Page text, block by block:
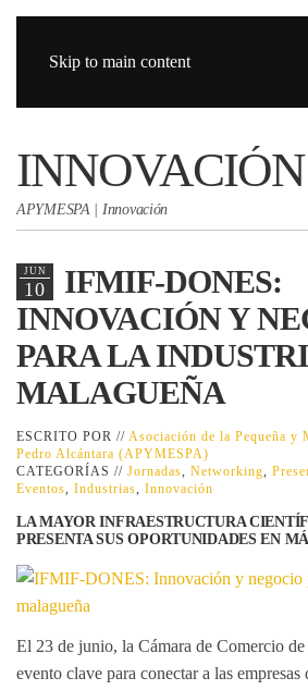
Skip to main content
INNOVACIÓN
APYMESPA | Innovación
JUN
10
IFMIF-DONES:
INNOVACIÓN Y
PARA LA
MALAGUEÑA
ESCRITO POR // Asociación de la Pequeña y
Pedro Alcántara (APYMESPA)
CATEGORÍAS // Jornadas, Networking,
Eventos, Industrias, Innovación
LA MAYOR INFRAESTRUCTURA
PRESENTA SUS OPORTUNIDADES EN
El 23 de junio, la Cámara de Comercio
evento clave para conectar a las